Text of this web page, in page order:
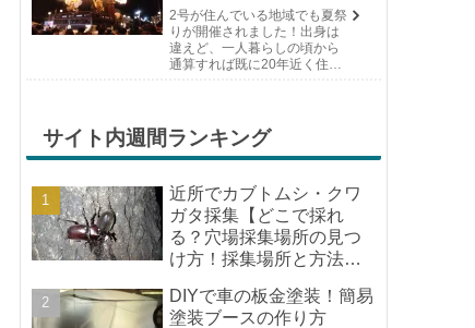
2号が住んでいる地域でも夏祭
りが開催されました！出身は
違えど、一人暮らしの頃から
通算すれば既に20年近く住ん
す。そして、それは2号嫁も同
じようで、夏祭りが近いづい...
サイト内週間ランキング
近所でカブトムシ・クワ
ガタ採集【どこで採れ
る？穴場採集場所の見つ
け方！採集場所と方法や
DIYで車の板金塗装！簡易
塗装ブースの作り方